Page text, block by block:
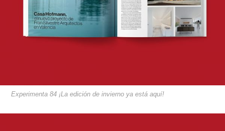
Experimenta 84 ¡La edición de invierno ya está aquí!